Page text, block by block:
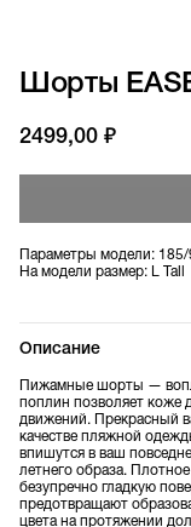
Шорты
2499,00 ₽
Параметры модели:
На модели размер: L Tall
Описание
Пижамные шорты —
поплин позволяет коже
движений. Прекрасный
качестве пляжной
впишутся в ваш
летнего образа.
безупречно гладкую
предотвращают
цвета на протяжении